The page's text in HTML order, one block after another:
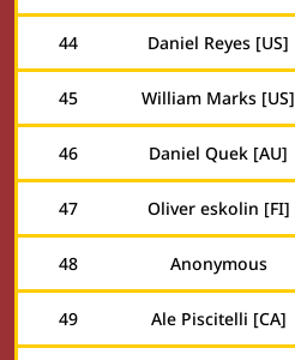
44 Daniel Reyes [US]
45 William Marks [US]
46 Daniel Quek [AU]
47 Oliver eskolin [FI]
48 Anonymous
49 Ale Piscitelli [CA]